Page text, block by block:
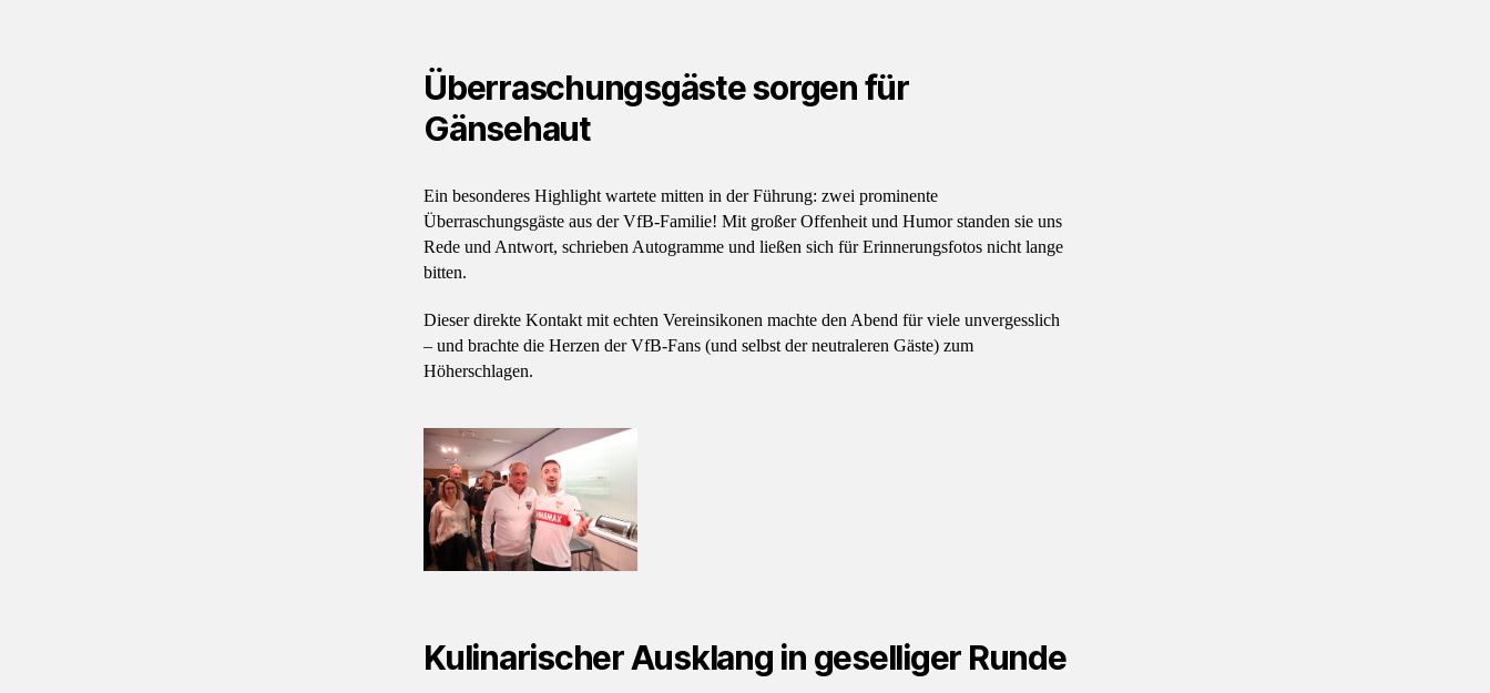
Überraschungsgäste sorgen für
Gänsehaut
Ein besonderes Highlight wartete mitten in der Führung: zwei prominente
Überraschungsgäste aus der VfB-Familie! Mit großer Offenheit und Humor standen sie uns
Rede und Antwort, schrieben Autogramme und ließen sich für Erinnerungsfotos nicht lange
bitten.
Dieser direkte Kontakt mit echten Vereinsikonen machte den Abend für viele unvergesslich
– und brachte die Herzen der VfB-Fans (und selbst der neutraleren Gäste) zum
Höherschlagen.
Kulinarischer Ausklang in geselliger Runde